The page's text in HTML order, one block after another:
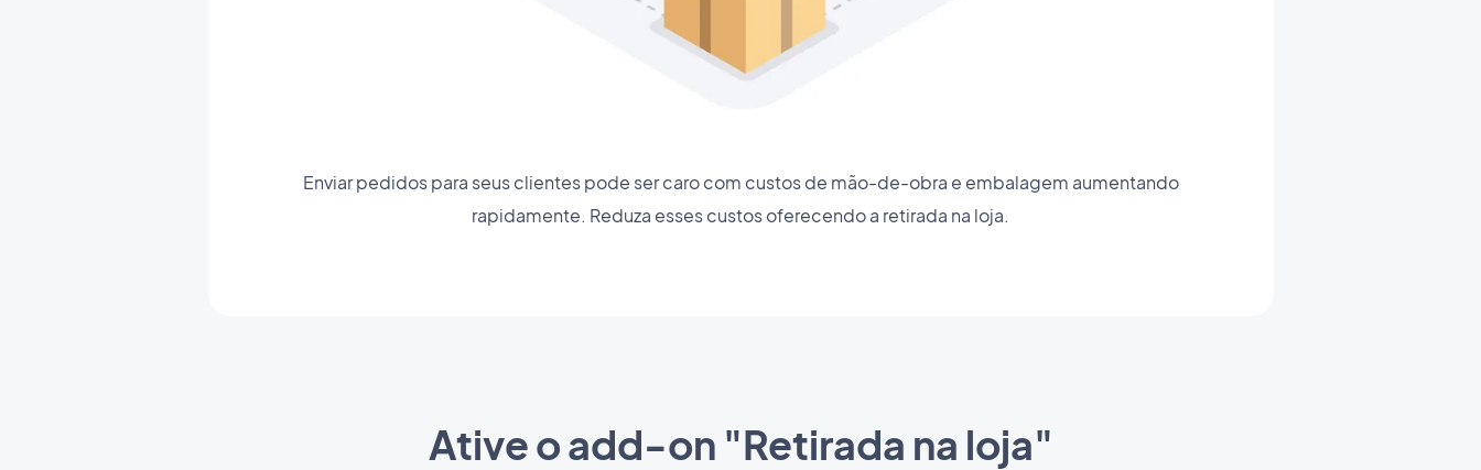
Enviar pedidos para seus clientes pode ser caro com custos de mão-de-obra e embalagem aumentando
rapidamente. Reduza esses custos oferecendo a retirada na loja.
Ative o add-on "Retirada na loja"